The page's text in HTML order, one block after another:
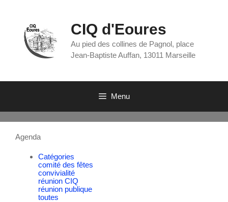
CIQ d'Eoures
Au pied des collines de Pagnol, place
Jean-Baptiste Auffan, 13011 Marseille
Menu
Agenda
Catégories
comité des fêtes
convivialité
réunion CIQ
réunion publique
toutes